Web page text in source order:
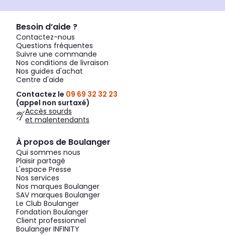
Besoin d’aide ?
Contactez-nous
Questions fréquentes
Suivre une commande
Nos conditions de livraison
Nos guides d'achat
Centre d'aide
Contactez le 09 69 32 32 23
(appel non surtaxé)
Accès sourds
et malentendants
À propos de Boulanger
Qui sommes nous
Plaisir partagé
L'espace Presse
Nos services
Nos marques Boulanger
SAV marques Boulanger
Le Club Boulanger
Fondation Boulanger
Client professionnel
Boulanger INFINITY